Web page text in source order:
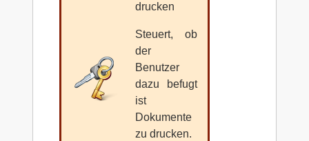
drucken
Steuert, ob
der
Benutzer
dazu befugt
ist
Dokumente
zu drucken.